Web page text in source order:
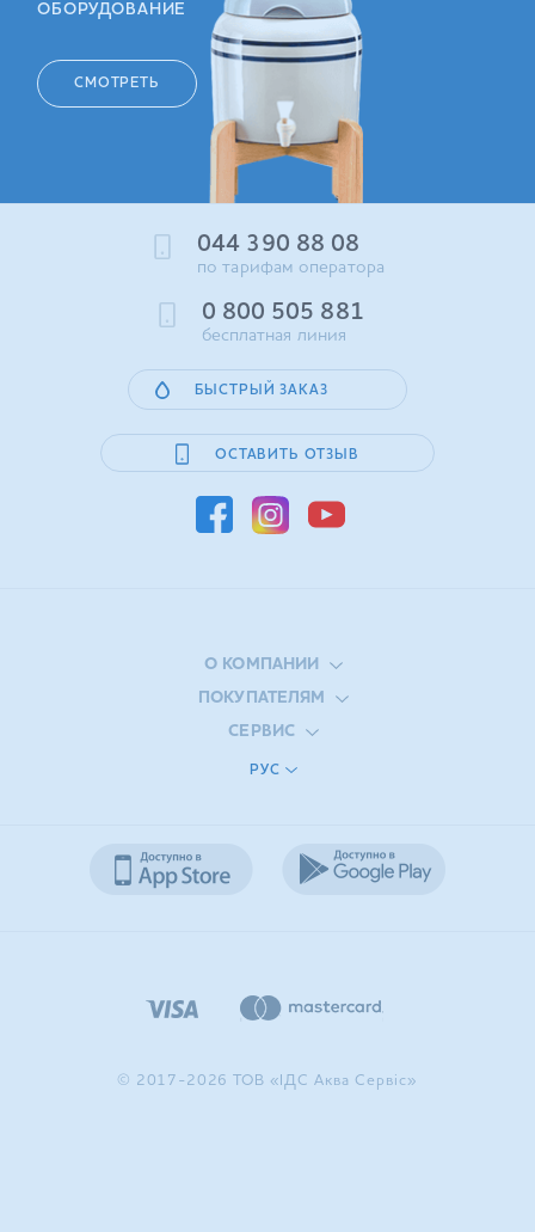
ОБОРУДОВАНИЕ
СМОТРЕТЬ
044 390 88 08
по тарифам оператора
0 800 505 881
бесплатная линия
БЫСТРЫЙ ЗАКАЗ
ОСТАВИТЬ ОТЗЫВ
О КОМПАНИИ
ПОКУПАТЕЛЯМ
СЕРВИС
РУС
© 2017-2026 ТОВ «ІДС Аква Сервіс»